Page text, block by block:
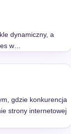
dynamiczny, a
w…
gdzie konkurencja
strony internetowej